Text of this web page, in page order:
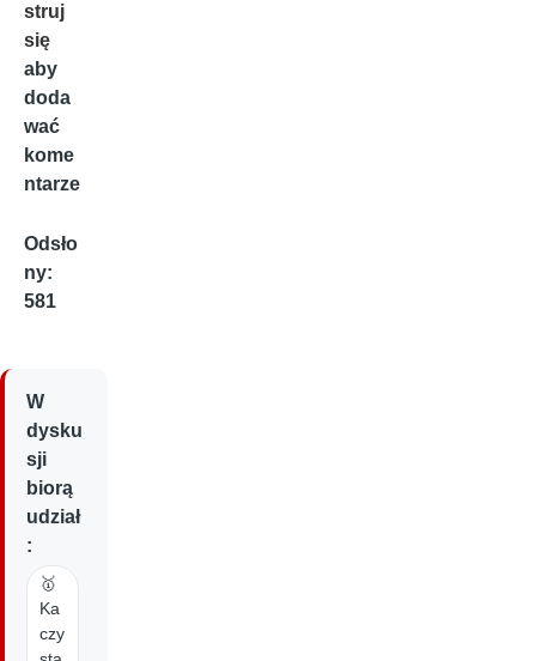
struj
się
aby
doda
wać
kome
ntarze
Odsło
ny:
581
W
dysku
sji
biorą
udział
:
🥇
Ka
czy